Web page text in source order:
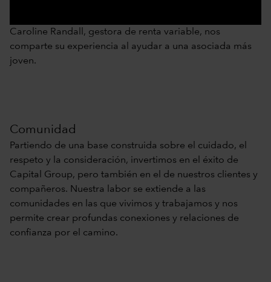
Caroline Randall, gestora de renta variable, nos
comparte su experiencia al ayudar a una asociada más
joven.
Comunidad
Partiendo de una base construida sobre el cuidado, el
respeto y la consideración, invertimos en el éxito de
Capital Group, pero también en el de nuestros clientes y
compañeros. Nuestra labor se extiende a las
comunidades en las que vivimos y trabajamos y nos
permite crear profundas conexiones y relaciones de
confianza por el camino.